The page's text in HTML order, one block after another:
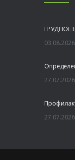
03.08.2026
27.07.2026
27.07.2026